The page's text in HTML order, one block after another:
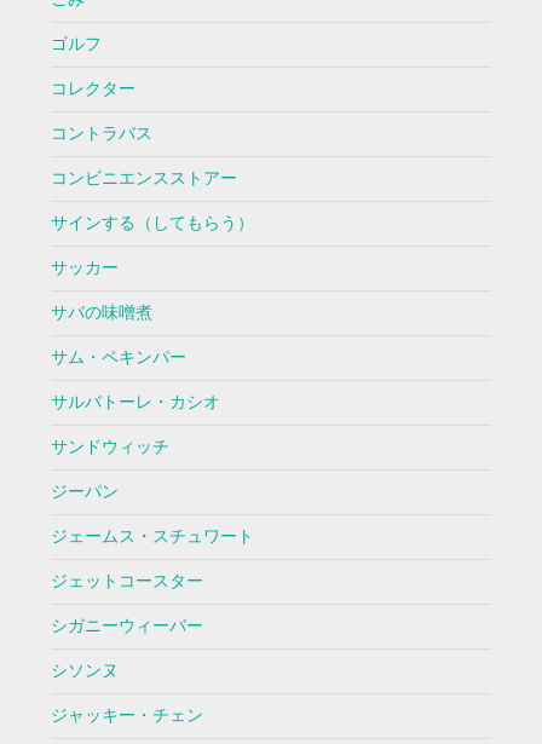
ゴルフ
コレクター
コントラバス
コンビニエンスストアー
サインする（してもらう）
サッカー
サバの味噌煮
サム・ペキンパー
サルバトーレ・カシオ
サンドウィッチ
ジーパン
ジェームス・スチュワート
ジェットコースター
シガニーウィーバー
シソンヌ
ジャッキー・チェン